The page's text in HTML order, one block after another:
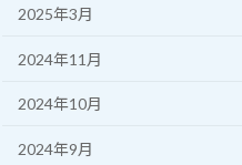
2025年3月
2024年11月
2024年10月
2024年9月